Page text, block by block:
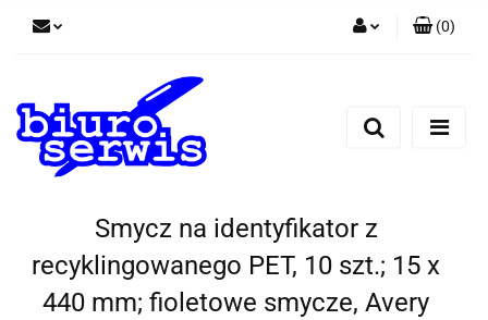
Zarejestruj się
(0)
Smycz na identyfikator z
recyklingowanego PET, 10 szt.; 15 x
440 mm; fioletowe smycze, Avery